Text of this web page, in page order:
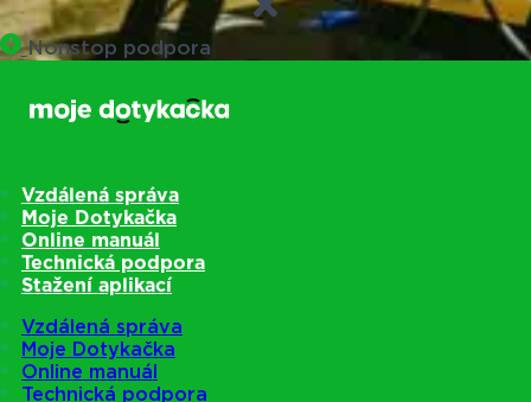
Nonstop podpora
Vzdálená správa
Moje Dotykačka
Online manuál
Technická podpora
Stažení aplikací
Vzdálená správa
Moje Dotykačka
Online manuál
Technická podpora